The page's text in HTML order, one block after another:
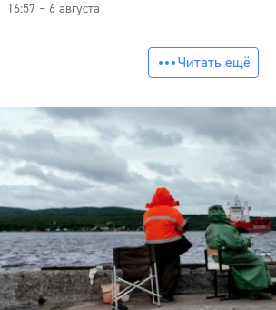
16:57 – 6 августа
Читать ещё